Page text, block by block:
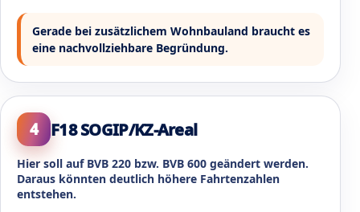
Gerade bei zusätzlichem Wohnbauland braucht es
eine nachvollziehbare Begründung.
4 F18 SOGIP/KZ-Areal
Hier soll auf BVB 220 bzw. BVB 600 geändert werden.
Daraus könnten deutlich höhere Fahrtenzahlen
entstehen.